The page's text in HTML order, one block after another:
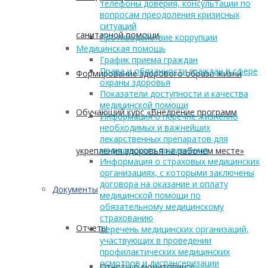
санитарной помощи
Формирование здорового образа жизни
Обучающий курс «Внедрение программ
укрепления здоровья на рабочем месте»
Документы
Отчеты
телефоны доверия, консультации по
вопросам преодоления кризисных
ситуаций
Противодействие коррупции
Медицинская помощь
График приема граждан
Права и обязанности граждан в сфере
охраны здоровья
Показатели доступности и качества
медицинской помощи
Информация о перечне жизненно
необходимых и важнейших
лекарственных препаратов для
медицинского применения
Информация о страховых медицинских
организациях, с которыми заключены
договора на оказание и оплату
медицинской помощи по
обязательному медицинскому
страхованию
Перечень медицинских организаций,
участвующих в проведении
профилактических медицинских
осмотров и диспансеризации